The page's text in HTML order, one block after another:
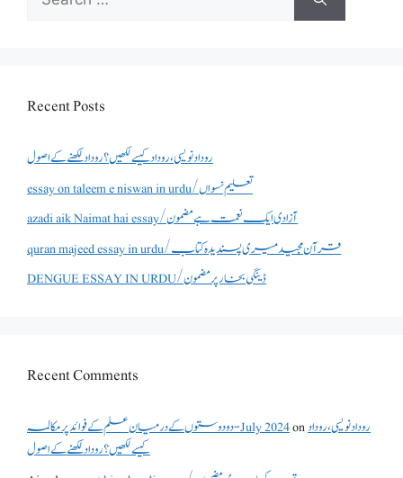
for:
Recent Posts
روداد نویسی ،روداد کیسے لکھیں؟ روداد لکھنے کے اصول
essay on taleem e niswan in urdu/تعلیم نسواں
azadi aik Naimat hai essay/آزادی ایک نعمت ہے مضمون
quran majeed essay in urdu/قرآن مجید میری پسندیدہ کتاب
DENGUE ESSAY IN URDU/ڈینگی بخار پر مضمون
Recent Comments
دو دوستوں کے درمیان علم کے فوائد پر مکالمہ - July 2024onروداد نویسی ،روداد
کیسے لکھیں؟ روداد لکھنے کے اصول